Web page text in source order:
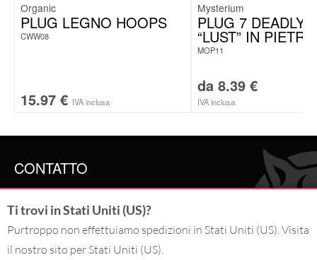
Organic
PLUG LEGNO HOOPS
CWW08
15.97 € IVA inclusa
Mysterium
PLUG 7 DEADLY
“LUST” IN PIETRA
MOP11
da 8.39 €
IVA inclusa
CONTATTO
@WILDCAT.ITALIA
@WILDCAT.IT
FB.COM/WILDCATOFFICIAL
PINTEREST.COM/WILDCATITALIA
Ti trovi in Stati Uniti (US)?
Purtroppo non effettuiamo spedizioni in Stati Uniti (US). Visita
il nostro sito per Stati Uniti (US).